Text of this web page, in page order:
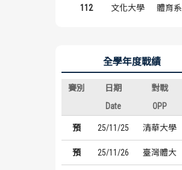
112 文化大學 體育系
全學年度戰績
賽別 日期 對戰
Date
OPP
預 25/11/25 清華大學
預 25/11/26 臺灣體大